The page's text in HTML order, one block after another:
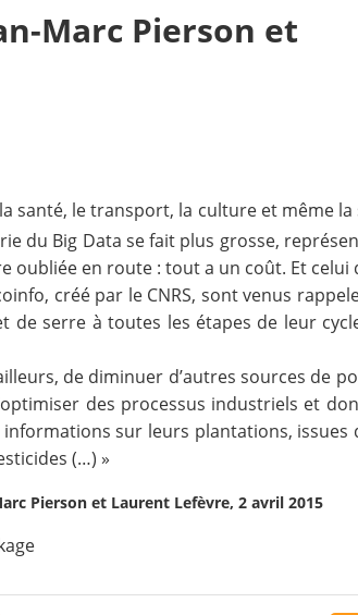
Marc Pierson et
santé, le transport, la culture et même
du Big Data se fait plus grosse,
oubliée en route : tout a un coût. Et celui
, créé par le CNRS, sont venus
de serre à toutes les étapes de leur
de diminuer d’autres sources de
des processus industriels et
sur leurs plantations, issues
(…) »
Pierson et Laurent Lefèvre, 2 avril 2015